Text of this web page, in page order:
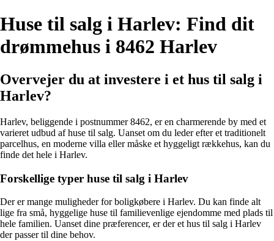
Huse til salg i Harlev: Find dit
drømmehus i 8462 Harlev
Overvejer du at investere i et hus til salg i
Harlev?
Harlev, beliggende i postnummer 8462, er en charmerende by med et
varieret udbud af huse til salg. Uanset om du leder efter et traditionelt
parcelhus, en moderne villa eller måske et hyggeligt rækkehus, kan du
finde det hele i Harlev.
Forskellige typer huse til salg i Harlev
Der er mange muligheder for boligkøbere i Harlev. Du kan finde alt
lige fra små, hyggelige huse til familievenlige ejendomme med plads til
hele familien. Uanset dine præferencer, er der et hus til salg i Harlev
der passer til dine behov.